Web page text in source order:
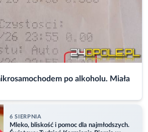
po alkoholu. Miała
6 SIERPNIA
Mleko, bliskość i pomoc dla najmłodszych.